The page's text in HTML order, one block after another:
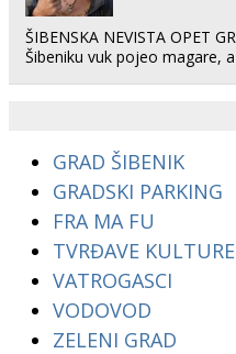
ŠIBENSKA NEVISTA OPET
Šibeniku vuk pojeo magare,
GRAD ŠIBENIK
GRADSKI PARKING
FRA MA FU
TVRĐAVE KULTURE
VATROGASCI
VODOVOD
ZELENI GRAD